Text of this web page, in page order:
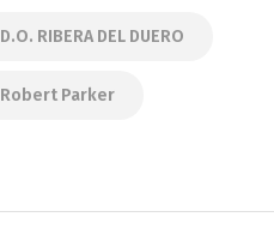
D.O. RIBERA DEL DUERO
Robert Parker